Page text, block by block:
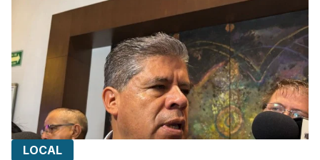
LOCAL